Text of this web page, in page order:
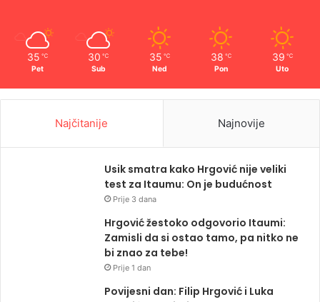
35 ℃
Pet
30 ℃
Sub
35 ℃
Ned
38 ℃
Pon
39 ℃
Uto
Najčitanije Najnovije
Usik smatra kako Hrgović nije veliki
test za Itaumu: On je budućnost
Prije 3 dana
Hrgović žestoko odgovorio Itaumi:
Zamisli da si ostao tamo, pa nitko ne
bi znao za tebe!
Prije 1 dan
Povijesni dan: Filip Hrgović i Luka